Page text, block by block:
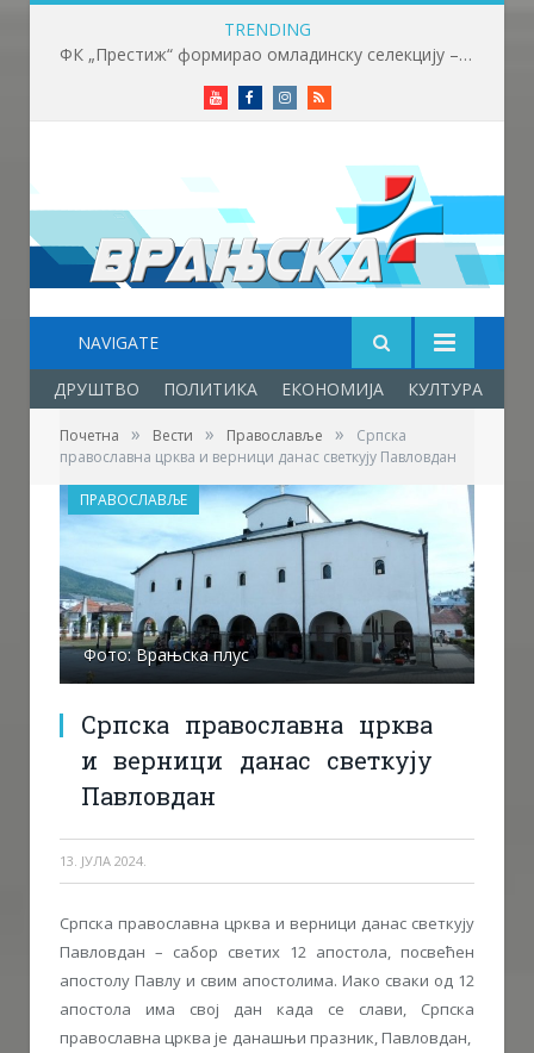
TRENDING
Факултет српских студија објављује позив за ангажовање лектора српског језика на Универзитету ,,HISU“ у Кини
YoutubeFacebookInstagram
RSS
NAVIGATE
ДРУШТВО ПОЛИТИКА ЕКОНОМИЈА КУЛТУРА
Почетна » Вести » Православље »
Српска
православна црква и верници данас светкују Павловдан
Фото: Врањска плус
Српска православна црква
и верници данас светкују
Павловдан
13. ЈУЛА 2024.
ПРАВОСЛАВЉЕ
Српска православна црква и верници данас светкују
Павловдан – сабор светих 12 апостола, посвећен
апостолу Павлу и свим апостолима. Иако сваки од 12
апостола има свој дан када се слави, Српска
православна црква је данашњи празник, Павловдан,